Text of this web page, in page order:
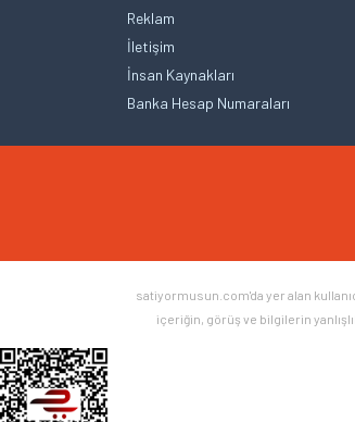
Reklam
İletişim
İnsan Kaynakları
Banka Hesap Numaraları
satiyormusun.com'da yer alan
içeriğin, görüş ve bilgilerin